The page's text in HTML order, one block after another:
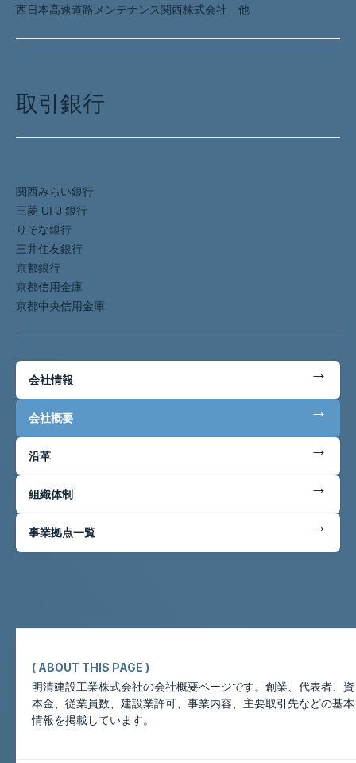
会社情報 ←
会社概要 ←
沿革 ←
組織体制 ←
事業拠点一覧 ←
西日本高速道路メンテナンス関西株式会社 他
取引銀行
関西みらい銀行
三菱 UFJ 銀行
りそな銀行
三井住友銀行
京都銀行
京都信用金庫
京都中央信用金庫
このページについて
( ABOUT THIS PAGE )
明清建設工業株式会社の会社概要ページです。創業、代表者、資
本金、従業員数、建設業許可、事業内容、主要取引先などの基本
情報を掲載しています。